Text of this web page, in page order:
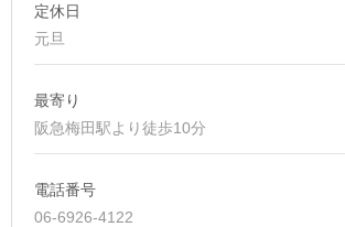
定休日
元旦
最寄り
阪急梅田駅より徒歩10分
電話番号
06-6926-4122